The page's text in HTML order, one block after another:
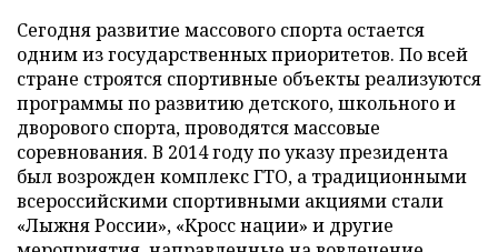
Сегодня развитие массового спорта остается
одним из государственных приоритетов. По всей
стране строятся спортивные объекты реализуются
программы по развитию детского, школьного и
дворового спорта, проводятся массовые
соревнования. В 2014 году по указу президента
был возрожден комплекс ГТО, а традиционными
всероссийскими спортивными акциями стали
«Лыжня России», «Кросс нации» и другие